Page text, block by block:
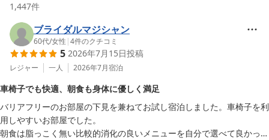
1,447件
ブライダルマジシャン
60代/女性 |4件のクチコミ
5 2026年7月15日投稿
レジャー 一人 2026年7月宿泊
車椅子でも快適、朝食も身体に優しく満足
バリアフリーのお部屋の下見を兼ねてお試し宿泊しました。車椅子を利
用しやすいお部屋でした。
朝食は脂っこく無い比較的消化の良いメニューを自分で選べて良かった